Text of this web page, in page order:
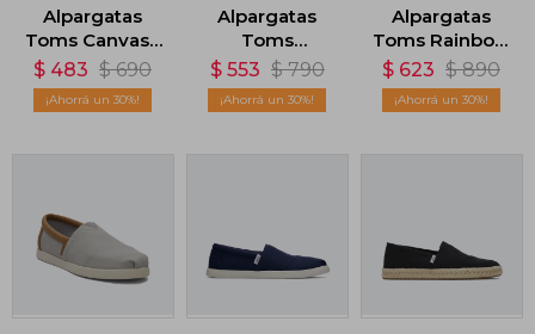
Alpargatas
Toms Canvas -
Amarillo
$ 483 $ 690
30
Alpargatas
Toms
Recycled -
Negro
$ 553 $ 790
30
Alpargatas
Toms Rainbow
- Blanco
$ 623 $ 890
30